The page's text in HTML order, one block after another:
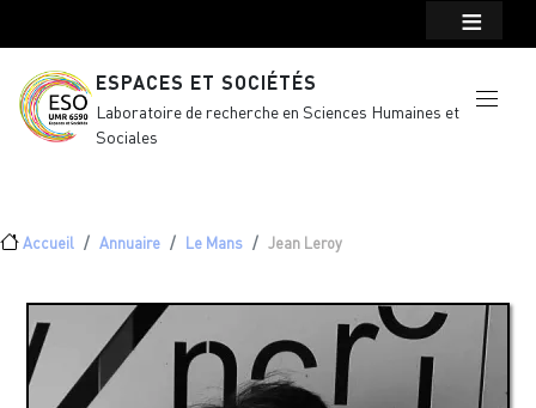
ESPACES ET SOCIÉTÉS
Laboratoire de recherche en Sciences Humaines et
Sociales
Fil d'Ariane
Accueil Annuaire Le Mans Jean Leroy